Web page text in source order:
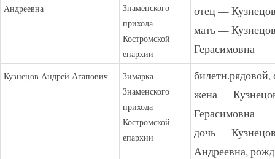
Андреевна
Знаменского
прихода
Костромской
епархии
отец —
мать —
Герасимовна
Кузнецов Андрей Агапович
Зимарка
Знаменского
прихода
Костромской
епархии
жена —
Герасимовна
дочь —
Андреевна,